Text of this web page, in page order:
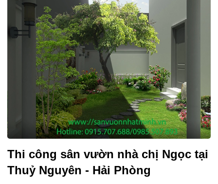
Thi công sân vườn nhà chị Ngọc tại
Thuỷ Nguyên - Hải Phòng